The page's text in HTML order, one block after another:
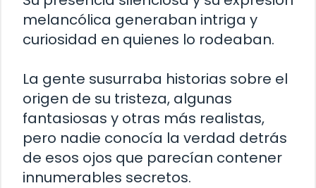
melancólica generaban intriga y
curiosidad en quienes lo rodeaban.
La gente susurraba historias sobre el
origen de su tristeza, algunas
fantasiosas y otras más realistas,
pero nadie conocía la verdad detrás
de esos ojos que parecían contener
innumerables secretos.